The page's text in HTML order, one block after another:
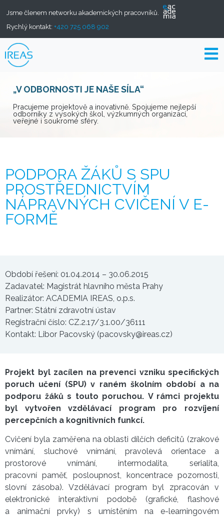
Jsme členem networku akademických pracovníků.
Rychlý kontakt: +420 725 068 902
„V ODBORNOSTI JE NAŠE SÍLA“
Pracujeme projektově a inovativně. Spojujeme nejlepší
odborníky z vysokých škol, výzkumných organizací,
veřejné i soukromé sféry.
PODPORA ŽÁKŮ S SPU
PROSTŘEDNICTVÍM
NÁPRAVNÝCH CVIČENÍ V E-
FORMĚ
Období řešení: 01.04.2014 – 30.06.2015
Zadavatel: Magistrát hlavního města Prahy
Realizátor: ACADEMIA IREAS, o.p.s.
Partner: Státní zdravotní ústav
Registrační číslo: CZ.2.17/3.1.00/36111
Kontakt: Libor Pacovský (pacovsky@ireas.cz)
Projekt byl zacílen na prevenci vzniku specifických
poruch učení (SPU) v raném školním období a na
podporu žáků s touto poruchou. V rámci projektu
byl vytvořen vzdělávací program pro rozvíjení
percepčních a kognitivních funkcí.
Cvičení byla zaměřena na oblasti dílčích deficitů (zrakové
vnímání, sluchové vnímání, pravolevá orientace a
prostorové vnímání, intermodalita, serialita,
pracovní paměť, posloupnost, koncentrace pozornosti,
slovní zásoba). Vzdělávací program byl zpracován v
elektronické interaktivní podobě (grafické, flashové
a animační prvky) s umístěním na e-learningovém